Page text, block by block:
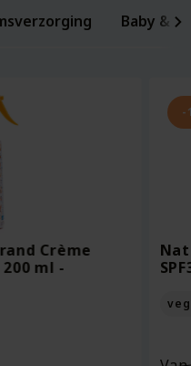
Baby &
Crème
ml -
-